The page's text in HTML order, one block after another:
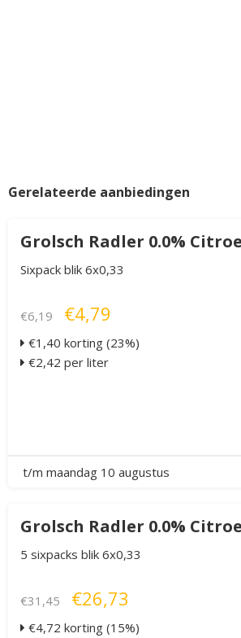
Gerelateerde aanbiedingen
Grolsch Radler 0.0%
Sixpack blik 6x0,33
€6,19 €4,79
€1,40 korting (23%)
€2,42 per liter
t/m maandag 10 augustus
Grolsch Radler 0.0%
5 sixpacks blik 6x0,33
€31,45 €26,73
€4,72 korting (15%)